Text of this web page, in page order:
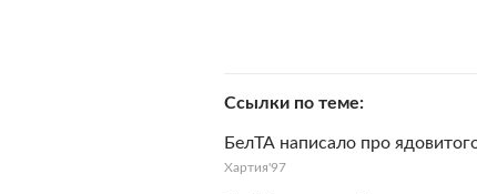
Ссылки по теме
БелТА написало про
Хартия'97